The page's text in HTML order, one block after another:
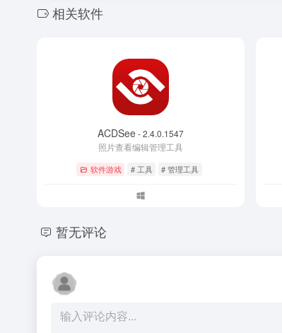
相关软件
ACDSee- 2.4.0.1547
照片查看编辑管理工具
软件游戏 # 工具 # 管理工具
暂无评论